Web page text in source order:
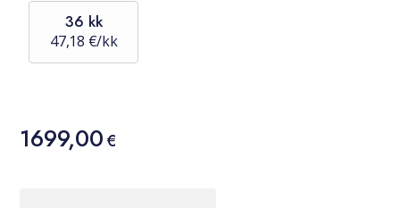
36 kk
47,18 €/kk
Hinta
1699,00 €
1699,00€